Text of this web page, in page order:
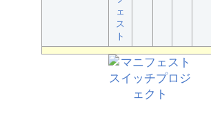
ェ
ス
ト